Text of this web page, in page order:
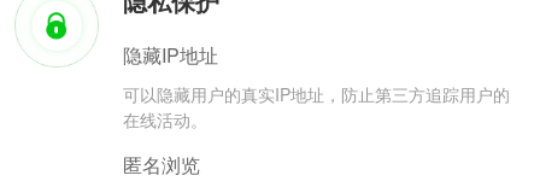
隐藏IP地址
可以隐藏用户的真实IP地址，防止第三方追踪用户的
在线活动。
匿名浏览